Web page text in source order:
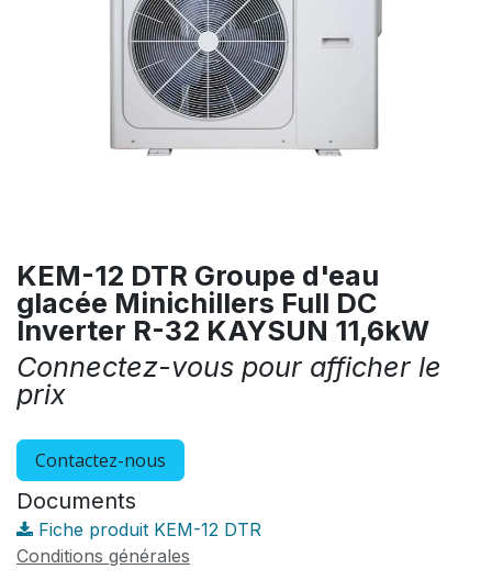
KEM-12 DTR Groupe d'eau
glacée Minichillers Full DC
Inverter R-32 KAYSUN 11,6kW
Connectez-vous pour afficher le
prix
Contactez-nous
Documents
Fiche produit KEM-12 DTR
Conditions générales